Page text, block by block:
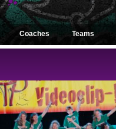
Coaches Teams